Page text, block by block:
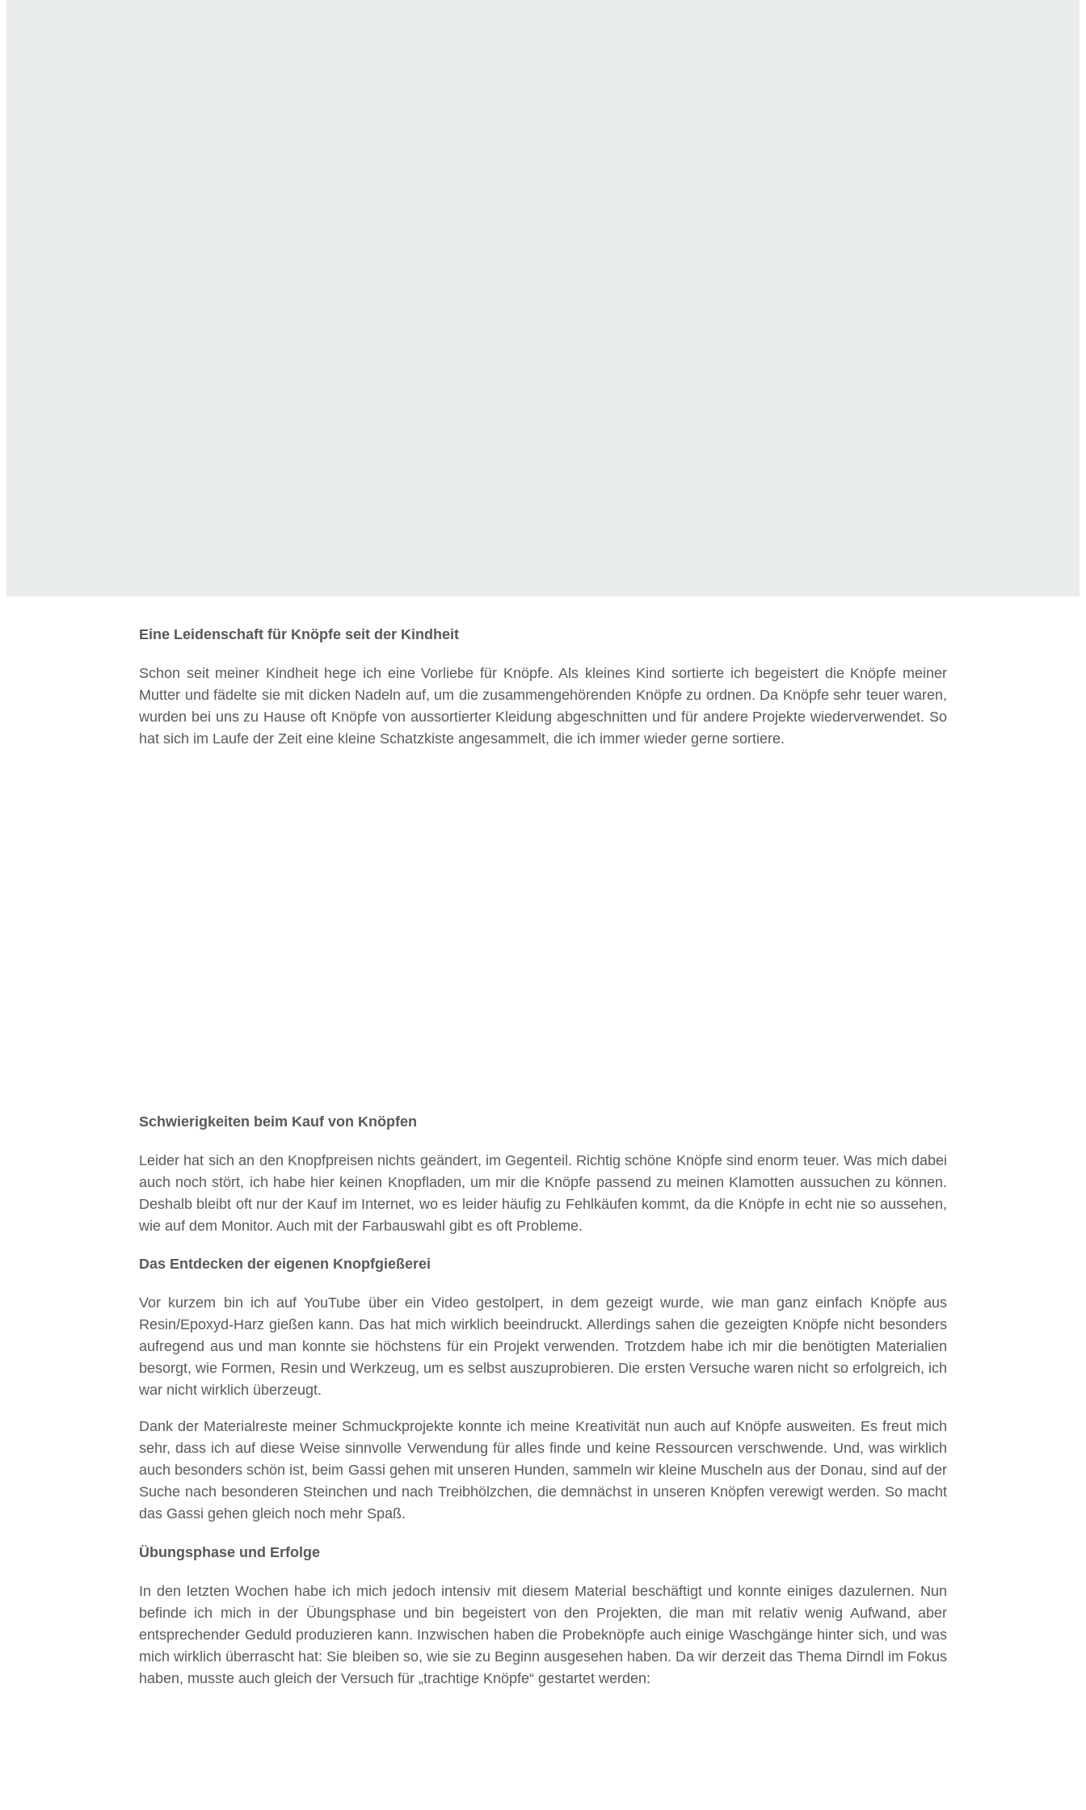
Eine Leidenschaft für Knöpfe seit der Kindheit
Schon seit meiner Kindheit hege ich eine Vorliebe für Knöpfe. Als kleines Kind sortierte ich begeistert die Knöpfe meiner
Mutter und fädelte sie mit dicken Nadeln auf, um die zusammengehörenden Knöpfe zu ordnen. Da Knöpfe sehr teuer waren,
wurden bei uns zu Hause oft Knöpfe von aussortierter Kleidung abgeschnitten und für andere Projekte wiederverwendet. So
hat sich im Laufe der Zeit eine kleine Schatzkiste angesammelt, die ich immer wieder gerne sortiere.
Schwierigkeiten beim Kauf von Knöpfen
Leider hat sich an den Knopfpreisen nichts geändert, im Gegenteil. Richtig schöne Knöpfe sind enorm teuer. Was mich dabei
auch noch stört, ich habe hier keinen Knopfladen, um mir die Knöpfe passend zu meinen Klamotten aussuchen zu können.
Deshalb bleibt oft nur der Kauf im Internet, wo es leider häufig zu Fehlkäufen kommt, da die Knöpfe in echt nie so aussehen,
wie auf dem Monitor. Auch mit der Farbauswahl gibt es oft Probleme.
Das Entdecken der eigenen Knopfgießerei
Vor kurzem bin ich auf YouTube über ein Video gestolpert, in dem gezeigt wurde, wie man ganz einfach Knöpfe aus
Resin/Epoxyd-Harz gießen kann. Das hat mich wirklich beeindruckt. Allerdings sahen die gezeigten Knöpfe nicht besonders
aufregend aus und man konnte sie höchstens für ein Projekt verwenden. Trotzdem habe ich mir die benötigten Materialien
besorgt, wie Formen, Resin und Werkzeug, um es selbst auszuprobieren. Die ersten Versuche waren nicht so erfolgreich, ich
war nicht wirklich überzeugt.
Dank der Materialreste meiner Schmuckprojekte konnte ich meine Kreativität nun auch auf Knöpfe ausweiten. Es freut mich
sehr, dass ich auf diese Weise sinnvolle Verwendung für alles finde und keine Ressourcen verschwende. Und, was wirklich
auch besonders schön ist, beim Gassi gehen mit unseren Hunden, sammeln wir kleine Muscheln aus der Donau, sind auf der
Suche nach besonderen Steinchen und nach Treibhölzchen, die demnächst in unseren Knöpfen verewigt werden. So macht
das Gassi gehen gleich noch mehr Spaß.
Übungsphase und Erfolge
In den letzten Wochen habe ich mich jedoch intensiv mit diesem Material beschäftigt und konnte einiges dazulernen. Nun
befinde ich mich in der Übungsphase und bin begeistert von den Projekten, die man mit relativ wenig Aufwand, aber
entsprechender Geduld produzieren kann. Inzwischen haben die Probeknöpfe auch einige Waschgänge hinter sich, und was
mich wirklich überrascht hat: Sie bleiben so, wie sie zu Beginn ausgesehen haben. Da wir derzeit das Thema Dirndl im Fokus
haben, musste auch gleich der Versuch für „trachtige Knöpfe“ gestartet werden: